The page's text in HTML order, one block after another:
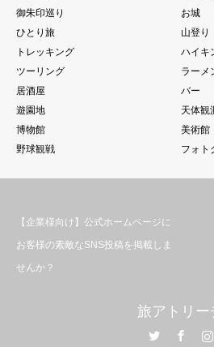
御朱印巡り
お城
ひとり旅
山登り
トレッキング
ハイキ
ツーリング
ラーメ
居酒屋
バー
遊園地
天体観
博物館
美術館
野球観戦
フォト
【企業様向け】公式ホームページに
お客様の素敵なSNS投稿を掲載しま
せんか？
旅アトリー